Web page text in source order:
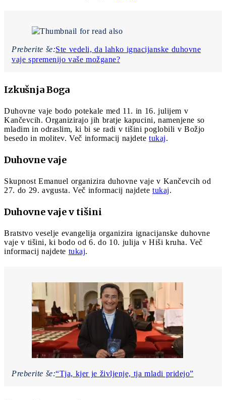
Preberite še:Ste vedeli, da lahko ignacijanske duhovne
vaje spremenijo vaše možgane?
Izkušnja Boga
Duhovne vaje bodo potekale med 11. in 16. julijem v
Kančevcih. Organizirajo jih bratje kapucini, namenjene so
mladim in odraslim, ki bi se radi v tišini poglobili v Božjo
besedo in molitev. Več informacij najdete tukaj.
Duhovne vaje
Skupnost Emanuel organizira duhovne vaje v Kančevcih od
27. do 29. avgusta. Več informacij najdete tukaj.
Duhovne vaje v tišini
Bratstvo veselje evangelija organizira ignacijanske duhovne
vaje v tišini, ki bodo od 6. do 10. julija v Hiši kruha. Več
informacij najdete tukaj.
Preberite še:“Tja, kjer je življenje, tja mladi pridejo”